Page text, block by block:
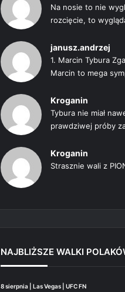
Na nosie to nie
rozcięcie, to
janusz.andrzej
1. Marcin Tybura
Marcin to mega
Kroganin
Tybura nie miał
prawdziwej próby
Kroganin
Strasznie wali z
NAJBLIŻSZE WALKI
8 sierpnia | Las Vegas | UFC FN